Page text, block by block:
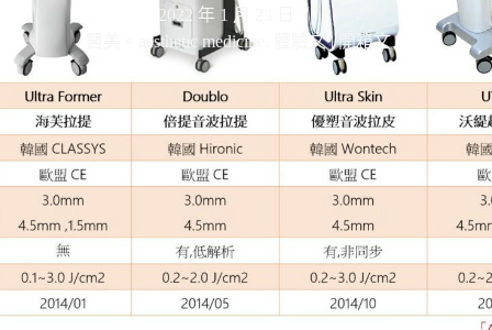
2022 年 1 月 23 日
醫美。aesthetic medicine
體驗文 | 開箱文